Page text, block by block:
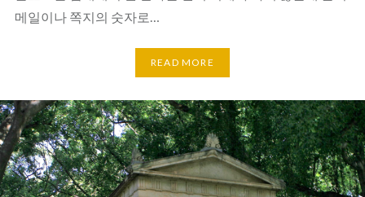
메일이나 쪽지의 숫자로…
READ MORE